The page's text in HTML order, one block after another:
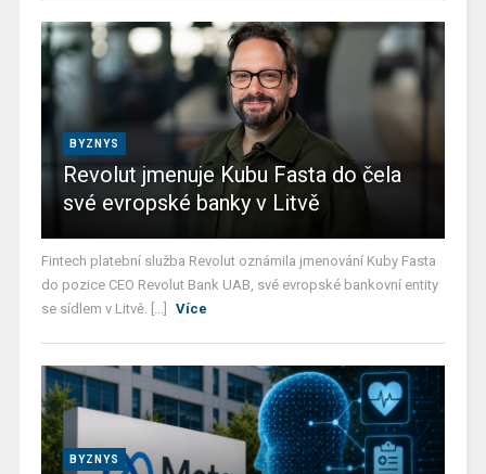
BYZNYS
Revolut jmenuje Kubu Fasta do čela
své evropské banky v Litvě
Fintech platební služba Revolut oznámila jmenování Kuby Fasta
do pozice CEO Revolut Bank UAB, své evropské bankovní entity
se sídlem v Litvě. [...]
Více
BYZNYS